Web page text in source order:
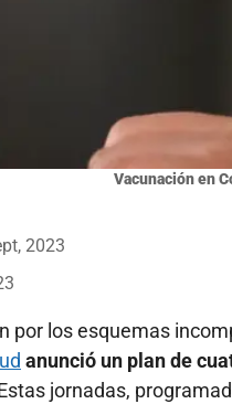
Vacunación en
2023
por los esquemas
anunció un plan de
jornadas,